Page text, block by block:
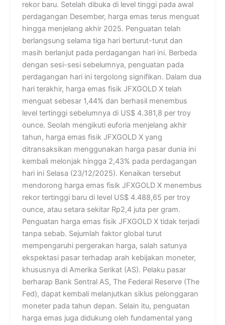
rekor baru. Setelah dibuka di level tinggi pada awal
perdagangan Desember, harga emas terus menguat
hingga menjelang akhir 2025. Penguatan telah
berlangsung selama tiga hari berturut-turut dan
masih berlanjut pada perdagangan hari ini. Berbeda
dengan sesi-sesi sebelumnya, penguatan pada
perdagangan hari ini tergolong signifikan. Dalam dua
hari terakhir, harga emas fisik JFXGOLD X telah
menguat sebesar 1,44% dan berhasil menembus
level tertinggi sebelumnya di US$ 4.381,8 per troy
ounce. Seolah mengikuti euforia menjelang akhir
tahun, harga emas fisik JFXGOLD X yang
ditransaksikan menggunakan harga pasar dunia ini
kembali melonjak hingga 2,43% pada perdagangan
hari ini Selasa (23/12/2025). Kenaikan tersebut
mendorong harga emas fisik JFXGOLD X menembus
rekor tertinggi baru di level US$ 4.488,65 per troy
ounce, atau setara sekitar Rp2,4 juta per gram.
Penguatan harga emas fisik JFXGOLD X tidak terjadi
tanpa sebab. Sejumlah faktor global turut
mempengaruhi pergerakan harga, salah satunya
ekspektasi pasar terhadap arah kebijakan moneter,
khususnya di Amerika Serikat (AS). Pelaku pasar
berharap Bank Sentral AS, The Federal Reserve (The
Fed), dapat kembali melanjutkan siklus pelonggaran
moneter pada tahun depan. Selain itu, penguatan
harga emas juga didukung oleh fundamental yang